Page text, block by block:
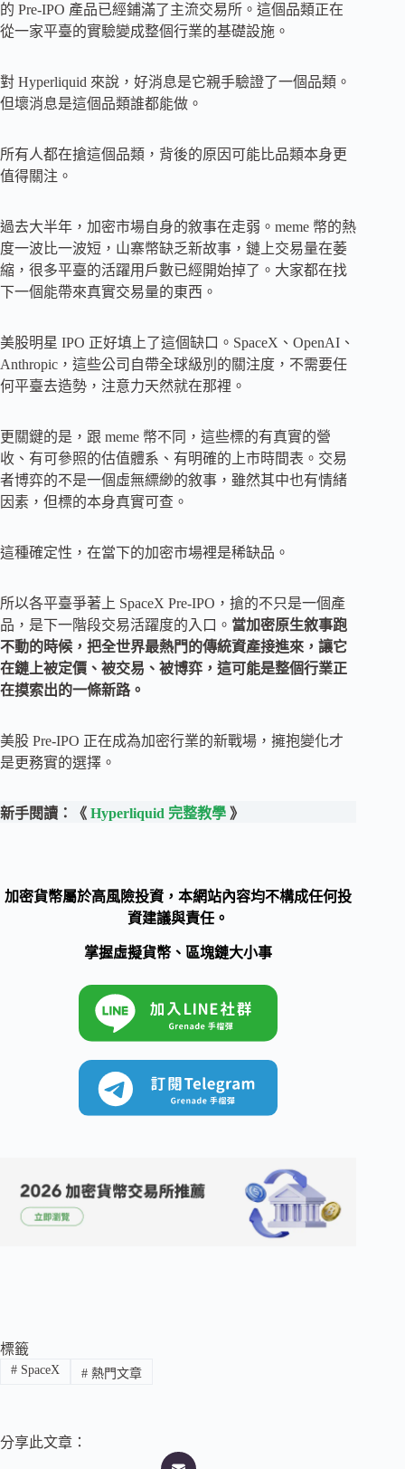
的 Pre-IPO 產品已經鋪滿了主流交易所。這個品類正在
從一家平臺的實驗變成整個行業的基礎設施。
對 Hyperliquid 來說，好消息是它親手驗證了一個品類。
但壞消息是這個品類誰都能做。
所有人都在搶這個品類，背後的原因可能比品類本身更
值得關注。
過去大半年，加密市場自身的敘事在走弱。meme 幣的熱
度一波比一波短，山寨幣缺乏新故事，鏈上交易量在萎
縮，很多平臺的活躍用戶數已經開始掉了。大家都在找
下一個能帶來真實交易量的東西。
美股明星 IPO 正好填上了這個缺口。SpaceX、OpenAI、
Anthropic，這些公司自帶全球級別的關注度，不需要任
何平臺去造勢，注意力天然就在那裡。
更關鍵的是，跟 meme 幣不同，這些標的有真實的營
收、有可參照的估值體系、有明確的上市時間表。交易
者博弈的不是一個虛無縹緲的敘事，雖然其中也有情緒
因素，但標的本身真實可查。
這種確定性，在當下的加密市場裡是稀缺品。
所以各平臺爭著上 SpaceX Pre-IPO，搶的不只是一個產
品，是下一階段交易活躍度的入口。 當加密原生敘事跑
不動的時候，把全世界最熱門的傳統資產接進來，讓它
在鏈上被定價、被交易、被博弈，這可能是整個行業正
在摸索出的一條新路。
美股 Pre-IPO 正在成為加密行業的新戰場，擁抱變化才
是更務實的選擇。
新手閱讀：《 Hyperliquid 完整教學 》
加密貨幣屬於高風險投資，本網站內容均不構成任何投
資建議與責任。
掌握虛擬貨幣、區塊鏈大小事
標籤
#SpaceX #熱門文章
分享此文章：